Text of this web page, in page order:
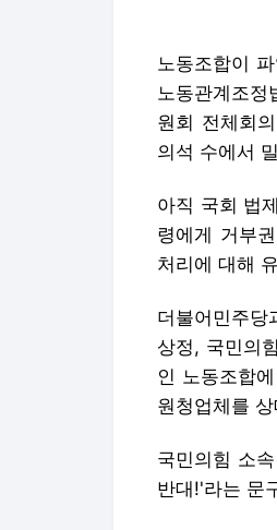
노동조합이
노동관계조
원회 전체회
의석 수에서
아직 국회 법
령에게 거부
처리에 대해
더불어민주당
상정, 국민의
인 노동조합
원청업체를
국민의힘 소
반대!'라는 문